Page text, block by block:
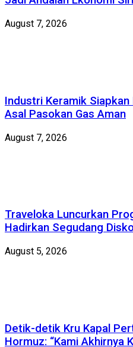
August 7, 2026
Industri Keramik
Asal Pasokan Gas Aman
August 7, 2026
Traveloka Luncurkan
Hadirkan Segudang
August 5, 2026
Detik-detik Kru Kapal
Hormuz: “Kami Akhirnya